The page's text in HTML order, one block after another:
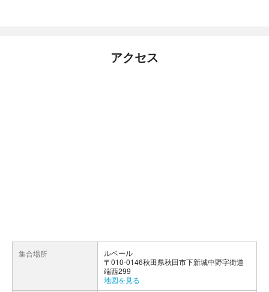
アクセス
集合場所
ルベール
〒010-0146秋田県秋田市下新城中野字街道
端西299
地図を見る